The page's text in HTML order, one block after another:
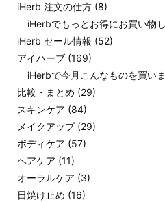
iHerb 注文の仕方 (8)
iHerbでもっとお得にお買い物
iHerb セール情報 (52)
アイハーブ (169)
iHerbで今月こんなものを買い
比較・まとめ (29)
スキンケア (84)
メイクアップ (29)
ボディケア (57)
ヘアケア (11)
オーラルケア (3)
日焼け止め (16)